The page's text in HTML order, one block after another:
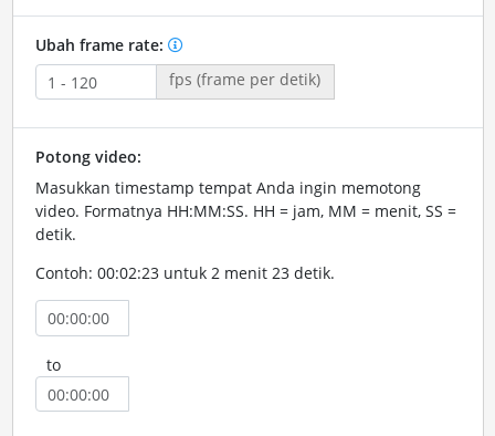
Ubah frame rate:
fps (frame per detik)
Potong video:
Masukkan timestamp tempat Anda ingin memotong
video. Formatnya HH:MM:SS. HH = jam, MM = menit, SS =
detik.
Contoh: 00:02:23 untuk 2 menit 23 detik.
to